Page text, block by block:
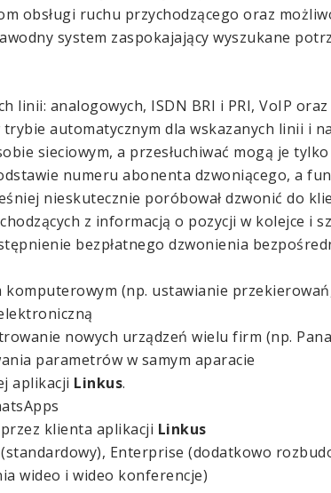
obsługi ruchu przychodzącego oraz
system zaspokajający wyszukane
analogowych, ISDN BRI i PRI, VoIP oraz
automatycznym dla wskazanych linii i
sieciowym, a przesłuchiwać mogą je
numeru abonenta dzwoniącego, a
nieskutecznie poróbował dzwonić do
z informacją o pozycji w kolejce i
bezpłatnego dzwonienia
(np. ustawianie
nowych urządzeń wielu firm (np.
parametrów w samym aparacie
aplikacji Linkus.
klienta aplikacji Linkus
Enterprise (dodatkowo
wideo i wideo konferencje)